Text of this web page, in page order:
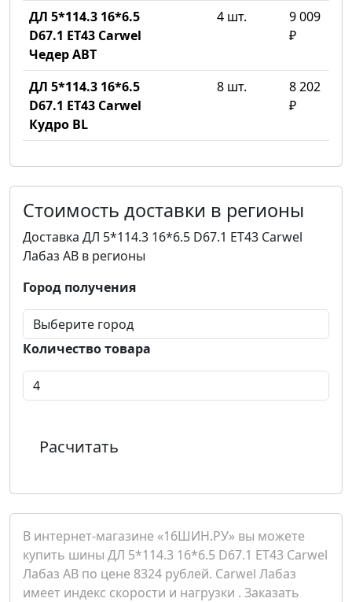
ДЛ 5*114.3 16*6.5
D67.1 ET43 Carwel
Чедер ABT
4 шт.
9 009
₽
ДЛ 5*114.3 16*6.5
D67.1 ET43 Carwel
Кудро BL
8 шт.
8 202
₽
Стоимость доставки в регионы
Доставка ДЛ 5*114.3 16*6.5 D67.1 ET43 Carwel
Лабаз AB в регионы
Город получения
Количество товара
Расчитать
В интернет-магазине «16ШИН.РУ» вы можете
купить шины ДЛ 5*114.3 16*6.5 D67.1 ET43 Carwel
Лабаз AB по цене 8324 рублей. Carwel Лабаз
имеет индекс скорости и нагрузки . Заказать